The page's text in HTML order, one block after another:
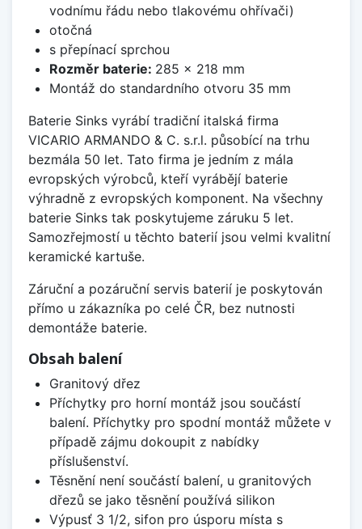
vodnímu řádu nebo tlakovému ohřívači)
otočná
s přepínací sprchou
Rozměr baterie: 285 x 218 mm
Montáž do standardního otvoru 35 mm
Baterie Sinks vyrábí tradiční italská firma
VICARIO ARMANDO & C. s.r.l. působící na trhu
bezmála 50 let. Tato firma je jedním z mála
evropských výrobců, kteří vyrábějí baterie
výhradně z evropských komponent. Na všechny
baterie Sinks tak poskytujeme záruku 5 let.
Samozřejmostí u těchto baterií jsou velmi kvalitní
keramické kartuše.
Záruční a pozáruční servis baterií je poskytován
přímo u zákazníka po celé ČR, bez nutnosti
demontáže baterie.
Obsah balení
Granitový dřez
Příchytky pro horní montáž jsou součástí
balení. Příchytky pro spodní montáž můžete v
případě zájmu dokoupit z nabídky
příslušenství.
Těsnění není součástí balení, u granitových
dřezů se jako těsnění používá silikon
Výpusť 3 1/2, sifon pro úsporu místa s